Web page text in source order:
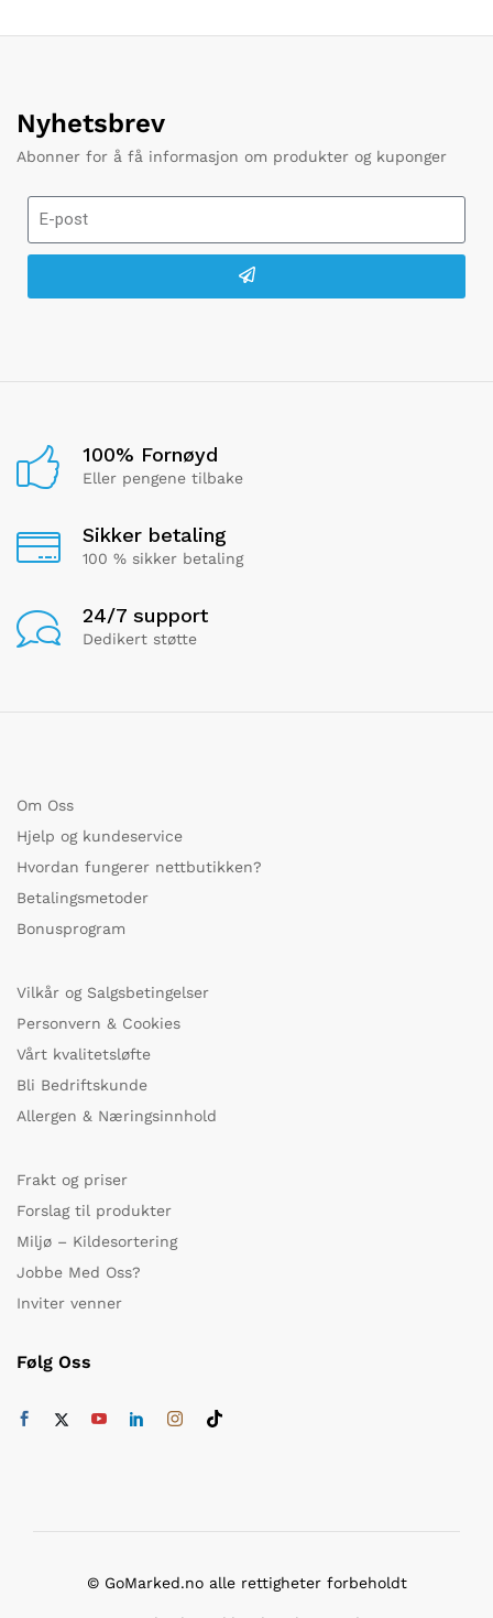
Nyhetsbrev
Abonner for å få informasjon om produkter og kuponger
100% Fornøyd
Eller pengene tilbake
Sikker betaling
100 % sikker betaling
24/7 support
Dedikert støtte
Om Oss
Hjelp og kundeservice
Hvordan fungerer nettbutikken?
Betalingsmetoder
Bonusprogram
Vilkår og Salgsbetingelser
Personvern & Cookies
Vårt kvalitetsløfte
Bli Bedriftskunde
Allergen & Næringsinnhold
Frakt og priser
Forslag til produkter
Miljø – Kildesortering
Jobbe Med Oss?
Inviter venner
Følg Oss
© GoMarked.no alle rettigheter forbeholdt